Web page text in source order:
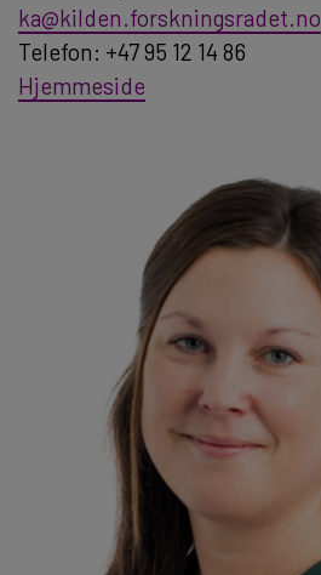
ka@kilden.forskningsradet.no
Telefon: +47 95 12 14 86
Hjemmeside